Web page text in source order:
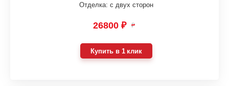
Отделка: с двух сторон
26800 ₽ ₽
Купить в 1 клик